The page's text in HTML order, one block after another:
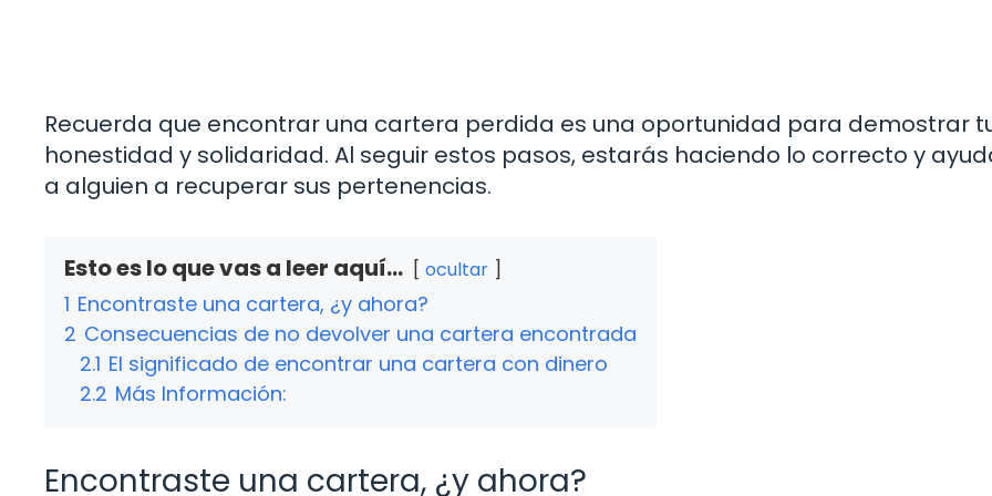
Recuerda que encontrar una cartera perdida es una oportunidad para demostrar
honestidad y solidaridad. Al seguir estos pasos, estarás haciendo lo correcto y
a alguien a recuperar sus pertenencias.
Esto es lo que vas a leer aquí... ocultar
1 Encontraste una cartera, ¿y ahora?
2 Consecuencias de no devolver una cartera encontrada
2.1 El significado de encontrar una cartera con dinero
2.2 Más Información:
Encontraste una cartera, ¿y ahora?